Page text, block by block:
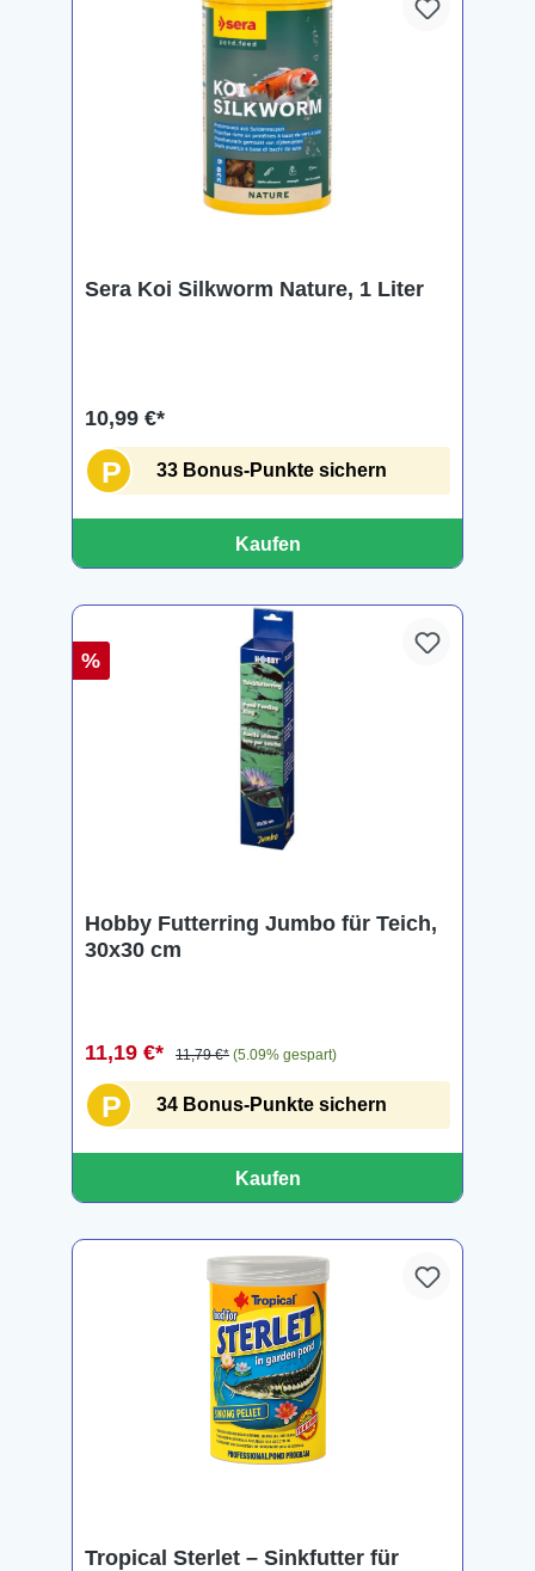
Sera Koi Silkworm Nature, 1 Liter
10,99 €*
P 33 Bonus-Punkte sichern
Kaufen
%
Hobby Futterring Jumbo für Teich,
30x30 cm
11,19 €* 11,79 €* (5.09% gespart)
P 34 Bonus-Punkte sichern
Kaufen
Tropical Sterlet – Sinkfutter für